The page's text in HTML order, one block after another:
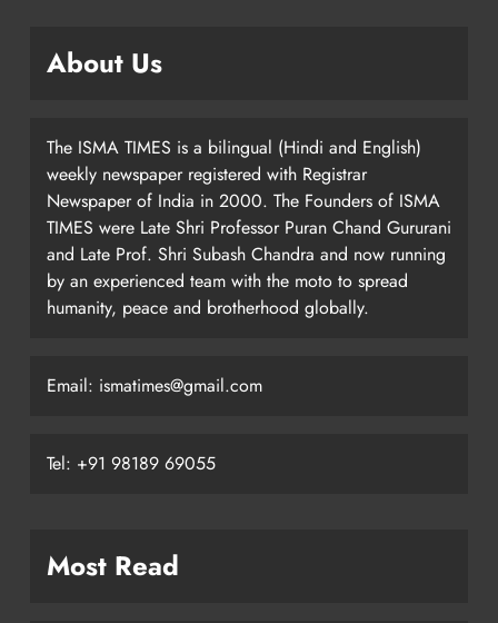
About Us
The ISMA TIMES is a bilingual (Hindi and English)
weekly newspaper registered with Registrar
Newspaper of India in 2000. The Founders of ISMA
TIMES were Late Shri Professor Puran Chand Gururani
and Late Prof. Shri Subash Chandra and now running
by an experienced team with the moto to spread
humanity, peace and brotherhood globally.
Email: ismatimes@gmail.com
Tel: +91 98189 69055
Most Read